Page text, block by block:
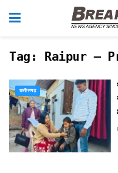
Tag: Raipur –
छत्तीसगढ़